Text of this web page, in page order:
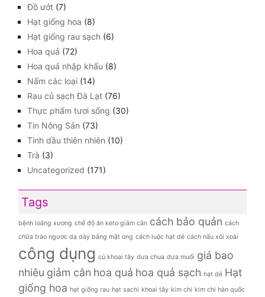
Đồ ướt (7)
Hạt giống hoa (8)
Hạt giống rau sạch (6)
Hoa quả (72)
Hoa quả nhập khẩu (8)
Nấm các loại (14)
Rau củ sạch Đà Lạt (76)
Thực phẩm tươi sống (30)
Tin Nông Sản (73)
Tinh dầu thiên nhiên (10)
Trà (3)
Uncategorized (171)
Tags
bệnh loãng xương chế độ ăn keto giảm cân cách bảo quản cách
chữa trào ngược dạ dày bằng mật ong cách luộc hạt dẻ cách nấu xôi xoài
công dụng củ khoai tây dưa chua dưa muối giá bao
nhiêu giảm cân hoa quả hoa quả sạch hạt dẻ Hạt
giống hoa hạt giống rau hạt sachi khoai tây kim chi kim chi hàn quốc